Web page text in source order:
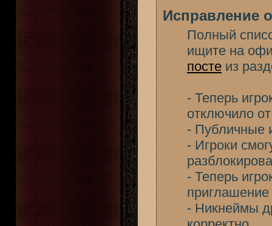
Исправление
Полный
ищите на
посте из
- Теперь
отключило
- Публичные
- Игроки
- Теперь
приглашение
- Никнеймы